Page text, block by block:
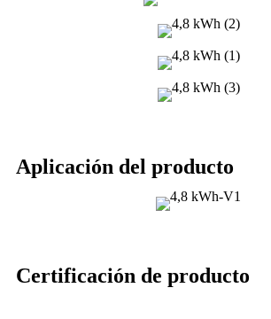
Aplicación del producto
Certificación de producto